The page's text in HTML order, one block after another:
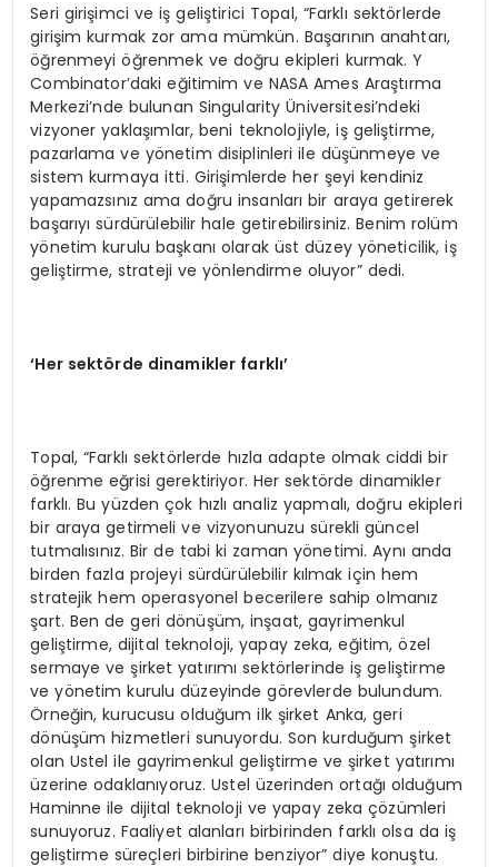
Seri girişimci ve iş geliştirici Topal, “Farklı sektörlerde
girişim kurmak zor ama mümkün. Başarının anahtarı,
öğrenmeyi öğrenmek ve doğru ekipleri kurmak. Y
Combinator’daki eğitimim ve NASA Ames Araştırma
Merkezi’nde bulunan Singularity Üniversitesi’ndeki
vizyoner yaklaşımlar, beni teknolojiyle, iş geliştirme,
pazarlama ve yönetim disiplinleri ile düşünmeye ve
sistem kurmaya itti. Girişimlerde her şeyi kendiniz
yapamazsınız ama doğru insanları bir araya getirerek
başarıyı sürdürülebilir hale getirebilirsiniz. Benim rolüm
yönetim kurulu başkanı olarak üst düzey yöneticilik, iş
geliştirme, strateji ve yönlendirme oluyor” dedi.
‘Her sektörde dinamikler farklı’
Topal, “Farklı sektörlerde hızla adapte olmak ciddi bir
öğrenme eğrisi gerektiriyor. Her sektörde dinamikler
farklı. Bu yüzden çok hızlı analiz yapmalı, doğru ekipleri
bir araya getirmeli ve vizyonunuzu sürekli güncel
tutmalısınız. Bir de tabi ki zaman yönetimi. Aynı anda
birden fazla projeyi sürdürülebilir kılmak için hem
stratejik hem operasyonel becerilere sahip olmanız
şart. Ben de geri dönüşüm, inşaat, gayrimenkul
geliştirme, dijital teknoloji, yapay zeka, eğitim, özel
sermaye ve şirket yatırımı sektörlerinde iş geliştirme
ve yönetim kurulu düzeyinde görevlerde bulundum.
Örneğin, kurucusu olduğum ilk şirket Anka, geri
dönüşüm hizmetleri sunuyordu. Son kurduğum şirket
olan Ustel ile gayrimenkul geliştirme ve şirket yatırımı
üzerine odaklanıyoruz. Ustel üzerinden ortağı olduğum
Haminne ile dijital teknoloji ve yapay zeka çözümleri
sunuyoruz. Faaliyet alanları birbirinden farklı olsa da iş
geliştirme süreçleri birbirine benziyor” diye konuştu.